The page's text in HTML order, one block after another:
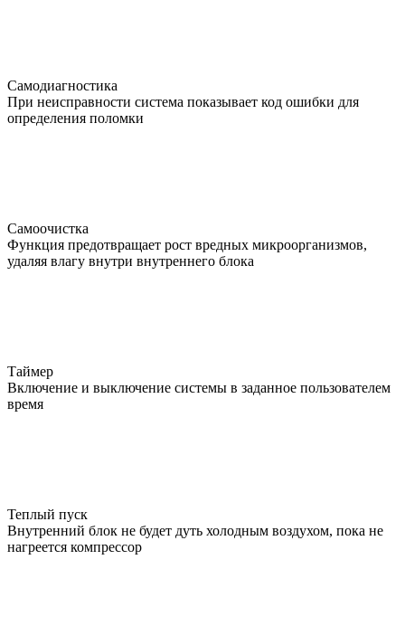
Самодиагностика
При неисправности система показывает код ошибки для
определения поломки
Самоочистка
Функция предотвращает рост вредных микроорганизмов,
удаляя влагу внутри внутреннего блока
Таймер
Включение и выключение системы в заданное пользователем
время
Теплый пуск
Внутренний блок не будет дуть холодным воздухом, пока не
нагреется компрессор